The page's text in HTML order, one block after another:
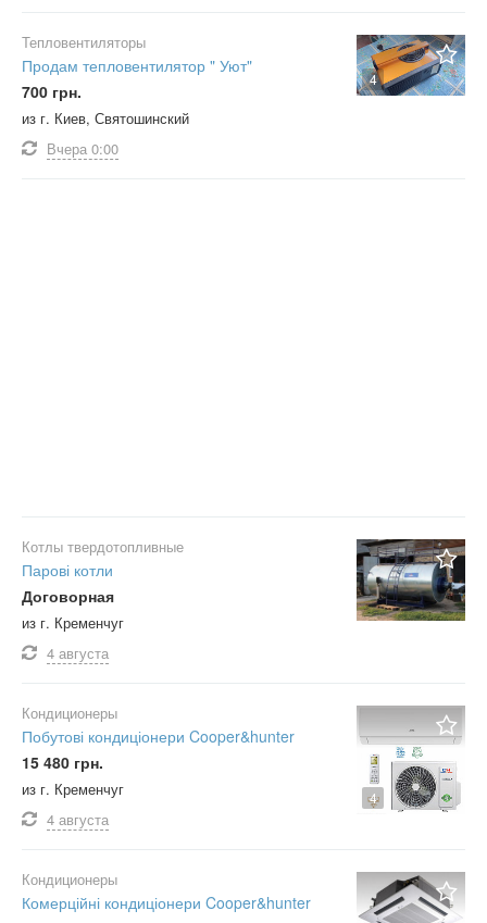
4
Тепловентиляторы
Продам тепловентилятор " Уют"
700 грн.
из г. Киев, Святошинский
Вчера 0:00
Котлы твердотопливные
Парові котли
Договорная
из г. Кременчуг
4 августа
4
Кондиционеры
Побутові кондиціонери Cooper&hunter
15 480 грн.
из г. Кременчуг
4 августа
Кондиционеры
Комерційні кондиціонери Cooper&hunter